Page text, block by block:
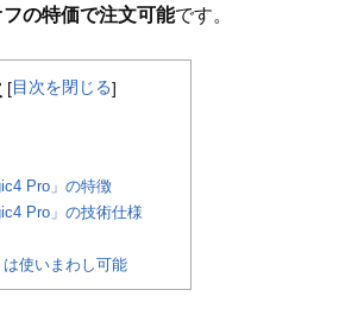
の特価で注文可能です。
[目次を閉じる]
Pro」の特徴
Pro」の技術仕様
使いまわし可能